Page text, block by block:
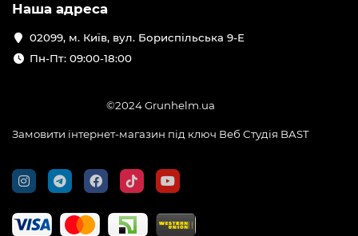
Наша адреса
02099, м. Київ, вул. Бориспільська 9-Е
Пн-Пт: 09:00-18:00
©2024 Grunhelm.ua
Замовити інтернет-магазин під ключ Веб Студія BAST